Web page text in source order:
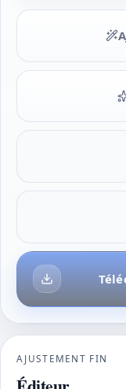
AJUSTEMENT FIN